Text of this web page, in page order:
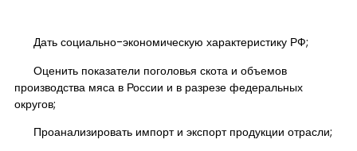
Дать социально-экономическую характеристику РФ;
Оценить показатели поголовья скота и объемов
производства мяса в России и в разрезе федеральных
округов;
Проанализировать импорт и экспорт продукции отрасли;